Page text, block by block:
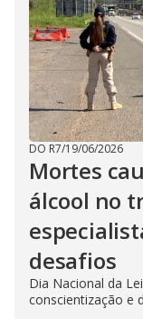
DO R7/19/06/2026
Mortes
álcool no
desafios
Dia Nacional da
conscientização e